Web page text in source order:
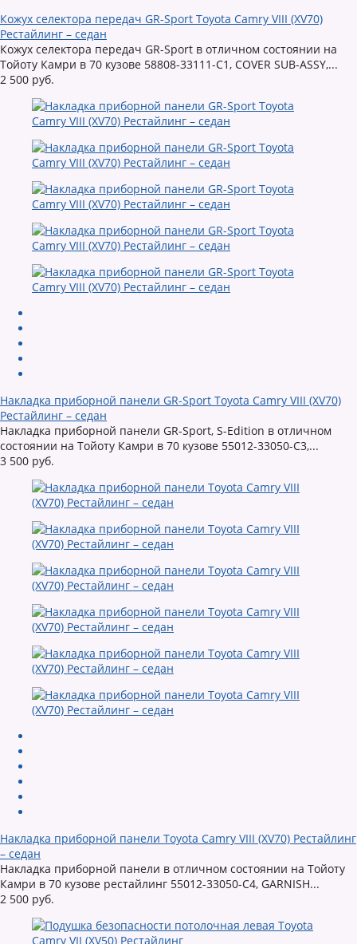
Кожух селектора передач GR-Sport Toyota Camry VIII (XV70)
Рестайлинг – седан
Кожух селектора передач GR-Sport в отличном состоянии на
Тойоту Камри в 70 кузове 58808-33111-C1, COVER SUB-ASSY,...
2 500 руб.
Накладка приборной панели GR-Sport Toyota Camry VIII (XV70)
Рестайлинг – седан
Накладка приборной панели GR-Sport, S-Edition в отличном
состоянии на Тойоту Камри в 70 кузове 55012-33050-C3,...
3 500 руб.
Накладка приборной панели Toyota Camry VIII (XV70) Рестайлинг
– седан
Накладка приборной панели в отличном состоянии на Тойоту
Камри в 70 кузове рестайлинг 55012-33050-C4, GARNISH...
2 500 руб.